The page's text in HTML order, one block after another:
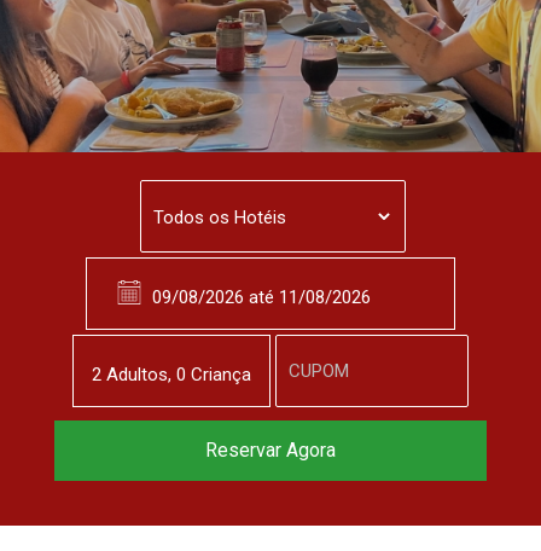
2 Adultos, 0 Criança
Reserve agora, com
Reservar Agora